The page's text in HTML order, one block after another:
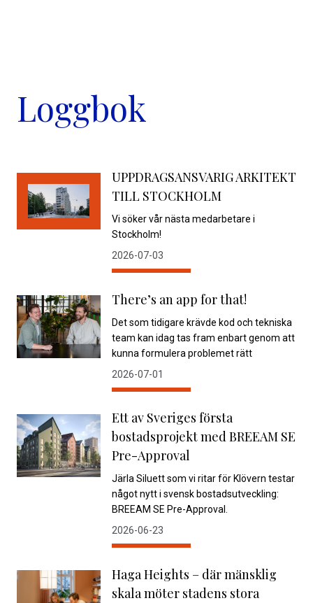
Loggbok
UPPDRAGSANSVARIG ARKITEKT
TILL STOCKHOLM
Vi söker vår nästa medarbetare i
Stockholm!
2026-07-03
There’s an app for that!
Det som tidigare krävde kod och tekniska
team kan idag tas fram enbart genom att
kunna formulera problemet rätt
2026-07-01
Ett av Sveriges första
bostadsprojekt med BREEAM SE
Pre-Approval
Järla Siluett som vi ritar för Klövern testar
något nytt i svensk bostadsutveckling:
BREEAM SE Pre-Approval.
2026-06-23
Haga Heights – där mänsklig
skala möter stadens stora